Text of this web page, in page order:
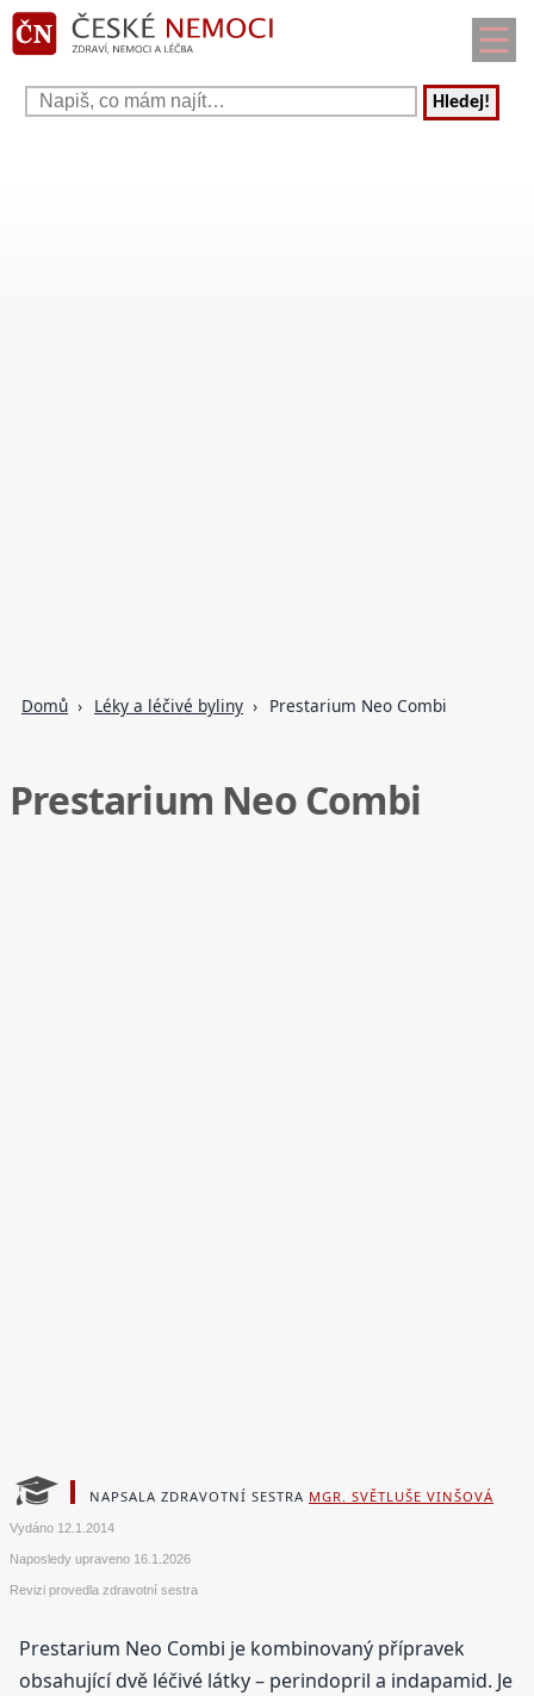
Hledej!
Domů Léky a léčivé byliny Prestarium Neo Combi
Prestarium Neo Combi
NAPSALA ZDRAVOTNÍ SESTRA MGR. SVĚTLUŠE VINŠOVÁ
Vydáno 12.1.2014
Naposledy upraveno 16.1.2026
Revizi provedla zdravotní sestra
Prestarium Neo Combi je kombinovaný přípravek
obsahující dvě léčivé látky – perindopril a indapamid. Je